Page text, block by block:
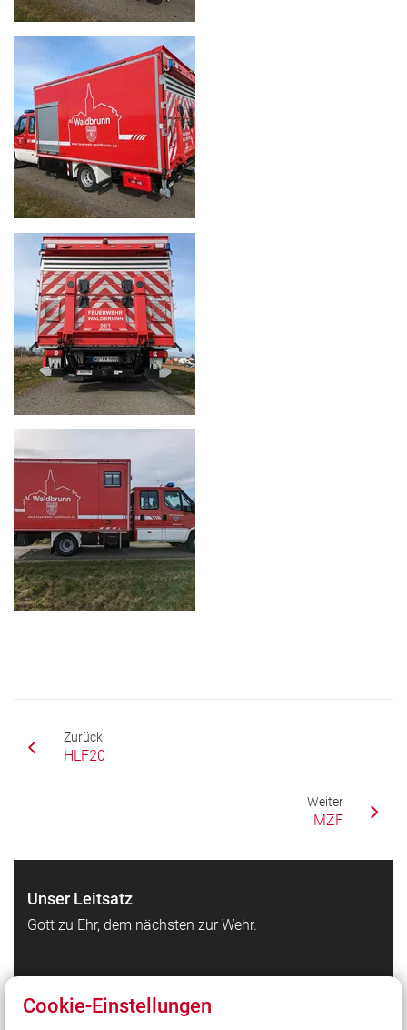
Zurück
HLF20
Weiter
MZF
Unser Leitsatz
Gott zu Ehr, dem nächsten zur Wehr.
Feuerwehr Waldbrunn auf Facebook
Cookie-Einstellungen